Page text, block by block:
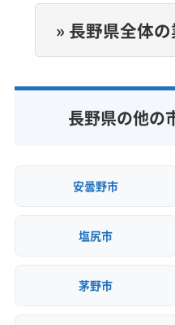
非公開
» 長野県全体
長野県の他の
安曇野市
塩尻市
茅野市